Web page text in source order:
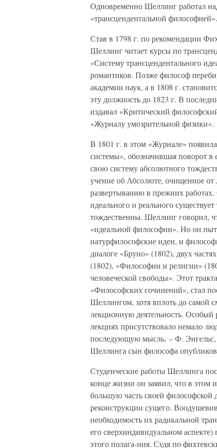
Одновременно Шеллинг работал
«трансцендентальной философией».
Став в 1798 г. по рекомендации
Шеллинг читает курсы по
«Систему трансцендентального
романтиков. Позже философ
академии наук, а в 1808 г.
эту должность до 1823 г. В
издавал «Критический
«Журналу умозрительной физики».
В 1801 г. в этом «Журнале»
системы», обозначившая поворот в
свою систему абсолютного
учение об Абсолюте, очищенное
развертыванию в прежних работах.
идеального и реального
тождественны. Шеллинг говорил,
«идеальной философии». Но он
натурфилософские идеи, и
диалоге «Бруно» (1802), двух
(1802), «Философии и религии»
человеческой свободы». Этот
«Философских сочинений», стал
Шеллингом, хотя вплоть до самой
лекционную деятельность. Особый
лекциях присутствовало немало
последующую мысль, – Ф.
Шеллинга сын философа
Студенческие работы Шеллинга
конце жизни он заявил, что в этом
большую часть своей философской
реконструкции сущего.
необходимость их радикальной
его сверхиндивидуальном
этого полага-ния. Судя по